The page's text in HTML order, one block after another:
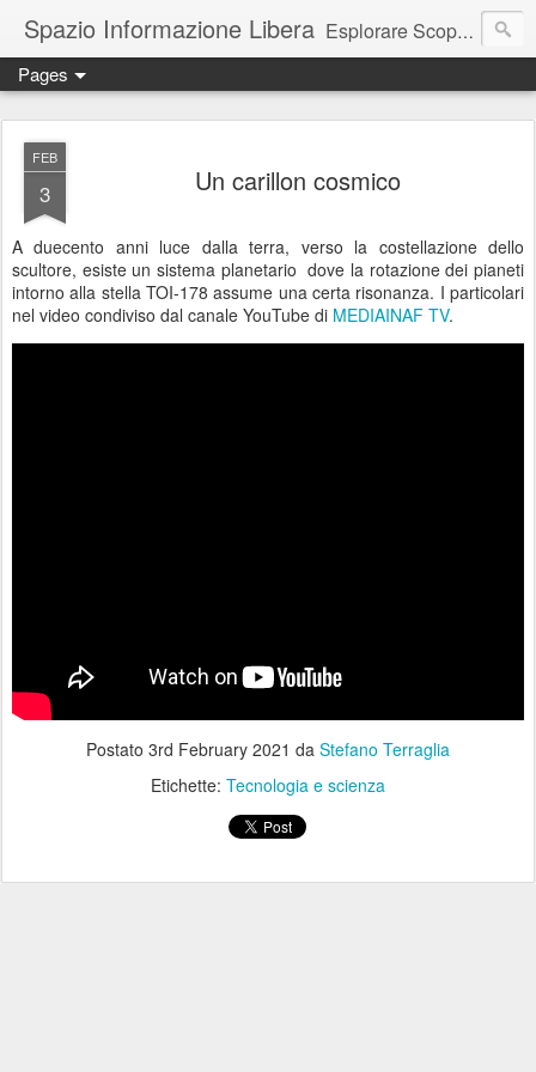
Spazio Informazione Libera Esplorare Scoprire Creare
Escursioni, viaggi, arte, tecnologia, attualità
Pages
FEB
3 Un carillon cosmico
A duecento anni luce dalla terra, verso la costellazione dello
scultore, esiste un sistema planetario dove la rotazione dei pianeti
intorno alla stella TOI-178 assume una certa risonanza. I particolari
nel video condiviso dal canale YouTube di MEDIAINAF TV.
Postato 3rd February 2021 da Stefano Terraglia
Etichette: Tecnologia e scienza